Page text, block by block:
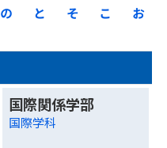
お
こ
そ
と
の
国際関係学部
国際学科